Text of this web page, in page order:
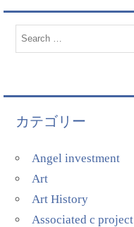
カテゴリー
Angel investment
Art
Art History
Associated c project